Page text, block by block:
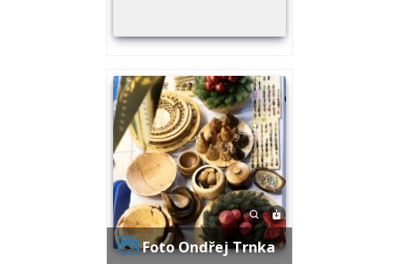
Foto Ondřej Trnka